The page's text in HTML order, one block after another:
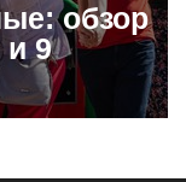
обзор
и 9